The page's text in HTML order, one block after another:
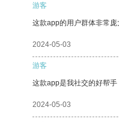
游客
这款app的用户群体非常庞
2024-05-03
游客
这款app是我社交的好帮手
2024-05-03